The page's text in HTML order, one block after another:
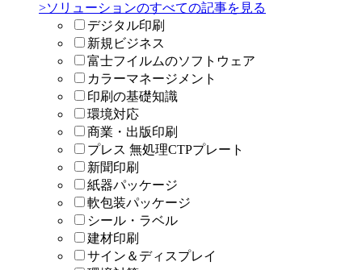
>ソリューションのすべての記事を見る
デジタル印刷
新規ビジネス
富士フイルムのソフトウェア
カラーマネージメント
印刷の基礎知識
環境対応
商業・出版印刷
プレス 無処理CTPプレート
新聞印刷
紙器パッケージ
軟包装パッケージ
シール・ラベル
建材印刷
サイン＆ディスプレイ